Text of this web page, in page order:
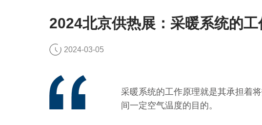
2024北京供热展：采暖系统的
2024-03-05
采暖系统的工作原理就是其承担着
间一定空气温度的目的。